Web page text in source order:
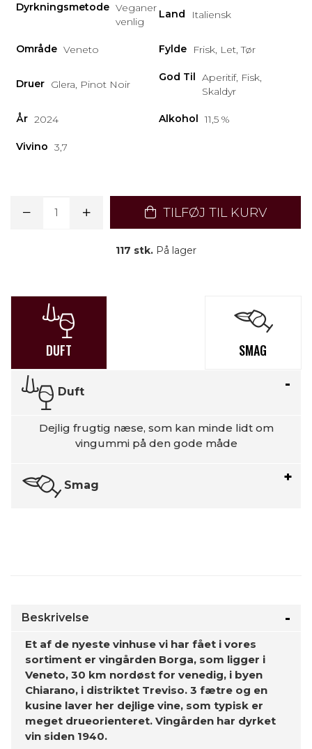
Dyrkningsmetode Veganer
venlig
Land Italiensk
Område Veneto Fylde Frisk, Let, Tør
Druer Glera, Pinot Noir
God Til Aperitif, Fisk,
Skaldyr
År 2024 Alkohol 11,5 %
Vivino 3,7
TILFØJ TIL KURV
117 stk. På lager
DUFT SMAG
Duft
Dejlig frugtig næse, som kan minde lidt om
vingummi på den gode måde
Smag
Beskrivelse
Et af de nyeste vinhuse vi har fået i vores
sortiment er vingården Borga, som ligger i
Veneto, 30 km nordøst for venedig, i byen
Chiarano, i distriktet Treviso. 3 fætre og en
kusine laver her dejlige vine, som typisk er
meget drueorienteret. Vingården har dyrket
vin siden 1940.